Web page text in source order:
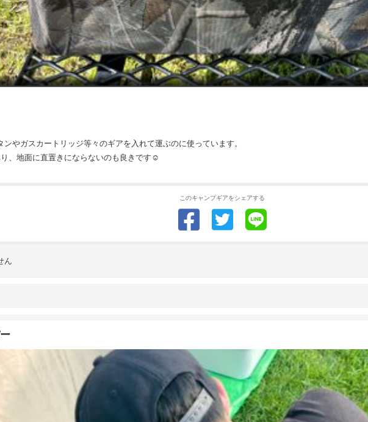
やガスカートリッジ等々のギアを入れて運ぶのに使っています。
、地面に直置きにならないのも良きです☺️
このキャンプギアをシェアする
ん